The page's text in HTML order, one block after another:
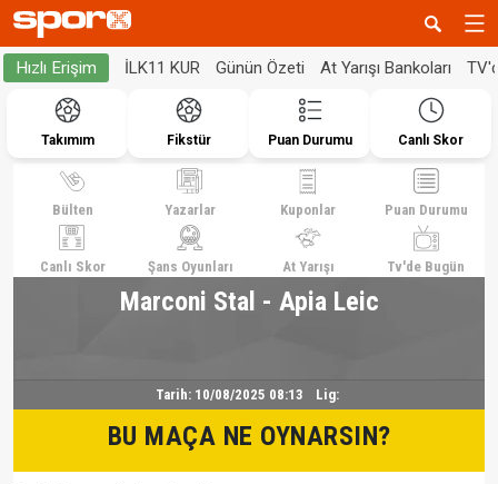
Hızlı Erişim İLK11 KUR Günün Özeti At Yarışı Bankoları
Takımım Fikstür Puan Durumu Canlı Skor
Bülten Yazarlar Kuponlar Puan Durumu
Canlı Skor Şans Oyunları At Yarışı Tv'de Bugün
Marconi Stal - Apia Leic
Tarih: 10/08/2025 08:13 Lig:
BU MAÇA NE OYNARSIN?